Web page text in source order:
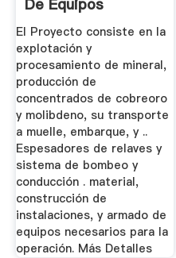
De Equipos
El Proyecto consiste en la
explotación y
procesamiento de mineral,
producción de
concentrados de cobreoro
y molibdeno, su transporte
a muelle, embarque, y ..
Espesadores de relaves y
sistema de bombeo y
conducción . material,
construcción de
instalaciones, y armado de
equipos necesarios para la
operación. Más Detalles